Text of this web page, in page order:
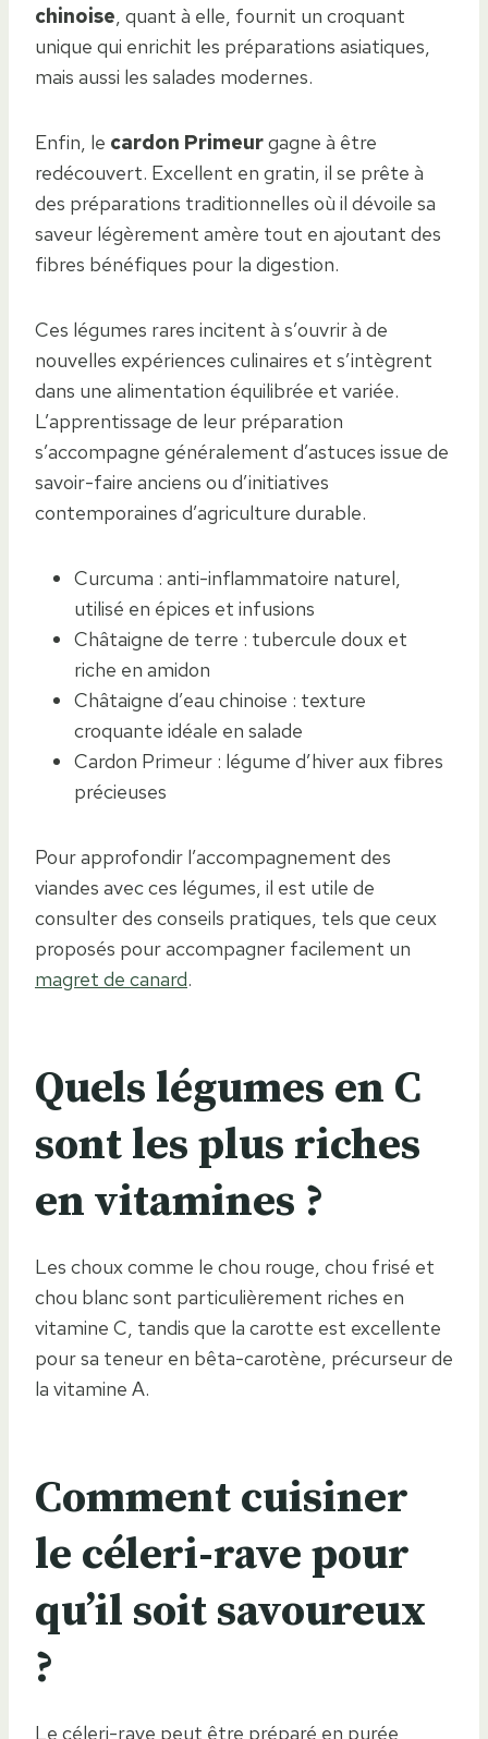
chinoise, quant à elle, fournit un croquant
unique qui enrichit les préparations asiatiques,
mais aussi les salades modernes.
Enfin, le cardon Primeurgagne à être
redécouvert. Excellent en gratin, il se prête à
des préparations traditionnelles où il dévoile sa
saveur légèrement amère tout en ajoutant des
fibres bénéfiques pour la digestion.
Ces légumes rares incitent à s’ouvrir à de
nouvelles expériences culinaires et s’intègrent
dans une alimentation équilibrée et variée.
L’apprentissage de leur préparation
s’accompagne généralement d’astuces issue de
savoir-faire anciens ou d’initiatives
contemporaines d’agriculture durable.
Curcuma : anti-inflammatoire naturel,
utilisé en épices et infusions
Châtaigne de terre : tubercule doux et
riche en amidon
Châtaigne d’eau chinoise : texture
croquante idéale en salade
Cardon Primeur : légume d’hiver aux fibres
précieuses
Pour approfondir l’accompagnement des
viandes avec ces légumes, il est utile de
consulter des conseils pratiques, tels que ceux
proposés pour accompagner facilement un
magret de canard.
Quels légumes en C
sont les plus riches
en vitamines ?
Les choux comme le chou rouge, chou frisé et
chou blanc sont particulièrement riches en
vitamine C, tandis que la carotte est excellente
pour sa teneur en bêta-carotène, précurseur de
la vitamine A.
Comment cuisiner
le céleri-rave pour
qu’il soit savoureux
?
Le céleri-rave peut être préparé en purée